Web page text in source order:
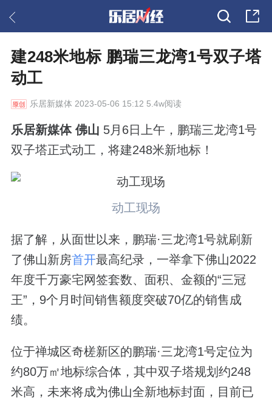
建248米地标 鹏瑞三龙湾1号双子塔
动工
乐居新媒体 2023-05-06 15:12 5.4w阅读
乐居新媒体 佛山 5月6日上午，鹏瑞三龙湾1号
双子塔正式动工，将建248米新地标！
动工现场
据了解，从面世以来，鹏瑞·三龙湾1号就刷新
了佛山新房首开最高纪录，一举拿下佛山2022
年度千万豪宅网签套数、面积、金额的“三冠
王”，9个月时间销售额度突破70亿的销售成
绩。
位于禅城区奇槎新区的鹏瑞·三龙湾1号定位为
约80万㎡地标综合体，其中双子塔规划约248
米高，未来将成为佛山全新地标封面，目前已